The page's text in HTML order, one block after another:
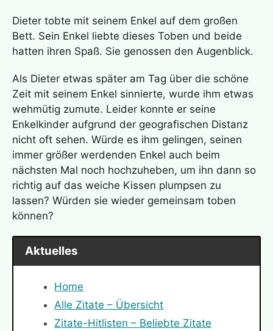
Dieter tobte mit seinem Enkel auf dem großen
Bett. Sein Enkel liebte dieses Toben und beide
hatten ihren Spaß. Sie genossen den Augenblick.
Als Dieter etwas später am Tag über die schöne
Zeit mit seinem Enkel sinnierte, wurde ihm etwas
wehmütig zumute. Leider konnte er seine
Enkelkinder aufgrund der geografischen Distanz
nicht oft sehen. Würde es ihm gelingen, seinen
immer größer werdenden Enkel auch beim
nächsten Mal noch hochzuheben, um ihn dann so
richtig auf das weiche Kissen plumpsen zu
lassen? Würden sie wieder gemeinsam toben
können?
Aktuelles
Home
Alle Zitate – Übersicht
Zitate-Hitlisten – Beliebte Zitate